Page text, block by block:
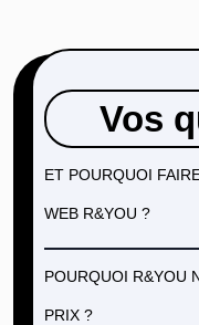
Vos
ET POURQUOI
WEB R&YOU ?
POURQUOI R&YOU
PRIX ?